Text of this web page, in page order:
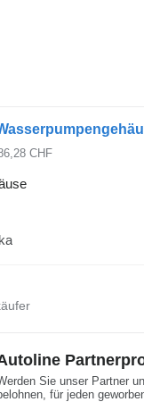
CHF
Sie unser Partner
für jeden